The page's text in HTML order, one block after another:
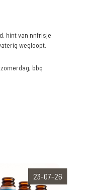
hint van nnfrisje
wegloopt.
bbq
23-07-26